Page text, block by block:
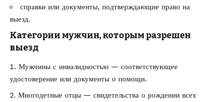
справки или документы, подтверждающие право на
выезд.
Категории мужчин, которым разрешен
выезд
Мужчины с инвалидностью — соответствующее
удостоверение или документы о помощи.
Многодетные отцы — свидетельства о рождении всех